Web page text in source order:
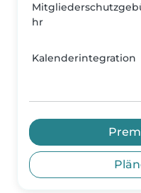
hr
Kalenderintegration